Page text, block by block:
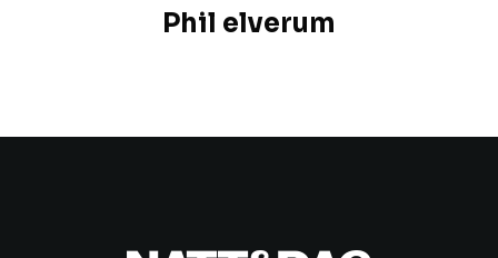
Phil elverum